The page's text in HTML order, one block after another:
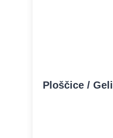
Ploščice / Geli